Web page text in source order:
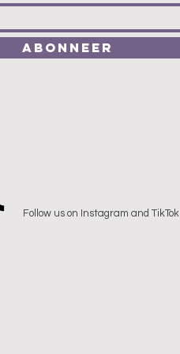
Abonneer
Follow us on Instagram and TikTok